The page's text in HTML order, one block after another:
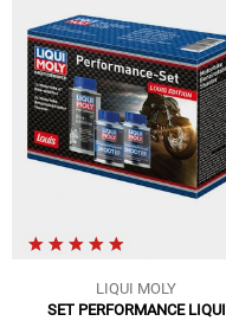
LIQUI MOLY
SET PERFORMANCE LIQUI